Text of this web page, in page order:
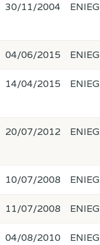
30/11/2004 ENIEG
04/06/2015 ENIEG
14/04/2015 ENIEG
20/07/2012 ENIEG
10/07/2008 ENIEG
11/07/2008 ENIEG
04/08/2010 ENIEG